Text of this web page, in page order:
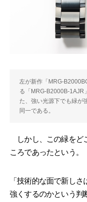
左が新作「MRG-
る「MRG-B2000B-1AJR
た、強い光源下でも緑が
同一である。
しかし、この緑をど
ころであったという。
「技術的な面で新し
強くするのかという判